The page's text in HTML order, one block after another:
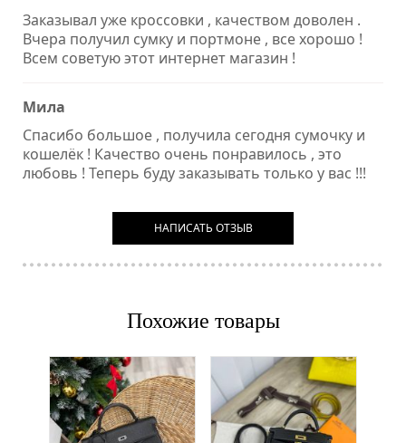
Заказывал уже кроссовки , качеством доволен .
Вчера получил сумку и портмоне , все хорошо !
Всем советую этот интернет магазин !
Мила
Спасибо большое , получила сегодня сумочку и
кошелёк ! Качество очень понравилось , это
любовь ! Теперь буду заказывать только у вас !!!
НАПИСАТЬ ОТЗЫВ
Похожие товары